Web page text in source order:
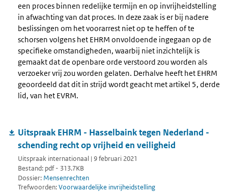
een proces binnen redelijke termijn en op invrijheidstelling
in afwachting van dat proces. In deze zaak is er bij nadere
beslissingen om het voorarrest niet op te heffen of te
schorsen volgens het EHRM onvoldoende ingegaan op de
specifieke omstandigheden, waarbij niet inzichtelijk is
gemaakt dat de openbare orde verstoord zou worden als
verzoeker vrij zou worden gelaten. Derhalve heeft het EHRM
geoordeeld dat dit in strijd wordt geacht met artikel 5, derde
lid, van het EVRM.
Uitspraak EHRM - Hasselbaink tegen Nederland -
schending recht op vrijheid en veiligheid
Uitspraak internationaal | 9 februari 2021
Bestand: pdf - 313.7KB
Dossier: Mensenrechten
Trefwoorden:Voorwaardelijke invrijheidstelling